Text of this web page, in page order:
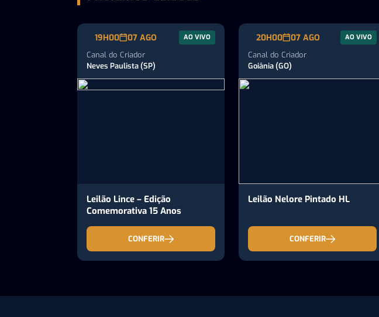
19H00 07 AGO AO VIVO
Canal do Criador
Neves Paulista (SP)
Leilão Lince – Edição
Comemorativa 15 Anos
CONFERIR
20H00 07 AGO AO VIVO
Canal do Criador
Goiânia (GO)
Leilão Nelore Pintado HL
CONFERIR